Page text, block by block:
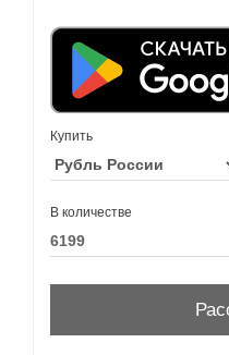
Купить
В количестве